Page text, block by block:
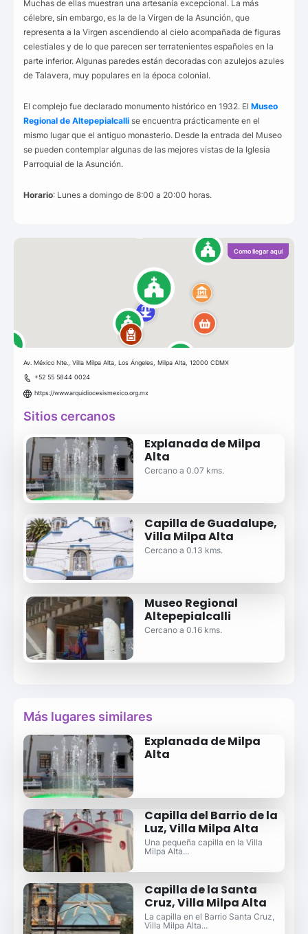
Muchas de ellas muestran una artesanía excepcional. La más
célebre, sin embargo, es la de la Virgen de la Asunción, que
representa a la Virgen ascendiendo al cielo acompañada de figuras
celestiales y de lo que parecen ser terratenientes españoles en la
parte inferior. Algunas paredes están decoradas con azulejos azules
de Talavera, muy populares en la época colonial.
El complejo fue declarado monumento histórico en 1932. El Museo
Regional de Altepepialcalli se encuentra prácticamente en el
mismo lugar que el antiguo monasterio. Desde la entrada del Museo
se pueden contemplar algunas de las mejores vistas de la Iglesia
Parroquial de la Asunción.
Horario: Lunes a domingo de 8:00 a 20:00 horas.
Como llegar aquí
Av. México Nte., Villa Milpa Alta, Los Ángeles, Milpa Alta, 12000 CDMX
+52 55 5844 0024
https://www.arquidiocesismexico.org.mx
Sitios cercanos
Explanada de Milpa
Alta
Cercano a 0.07 kms.
Capilla de Guadalupe,
Villa Milpa Alta
Cercano a 0.13 kms.
Museo Regional
Altepepialcalli
Cercano a 0.16 kms.
Más lugares similares
Explanada de Milpa
Alta
Capilla del Barrio de la
Luz, Villa Milpa Alta
Una pequeña capilla en la Villa
Milpa Alta...
Capilla de la Santa
Cruz, Villa Milpa Alta
La capilla en el Barrio Santa Cruz,
Villa Milpa Alta...